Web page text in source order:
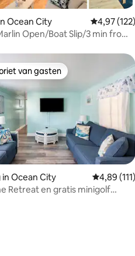
Ocean City
4,97 (122)
Open/Boat Slip/3 min from
van 4,96 op 5, 207 recensies
van gasten
van gasten
Ocean City
4,89 (111)
Retreat en gratis minigolf